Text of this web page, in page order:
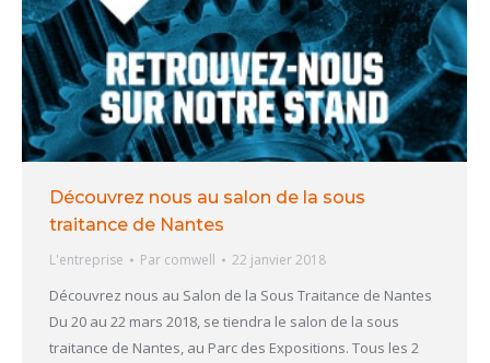
Découvrez nous au salon de la sous
traitance de Nantes
L'entreprise Par comwell 22 janvier 2018
Découvrez nous au Salon de la Sous Traitance de Nantes
Du 20 au 22 mars 2018, se tiendra le salon de la sous
traitance de Nantes, au Parc des Expositions. Tous les 2